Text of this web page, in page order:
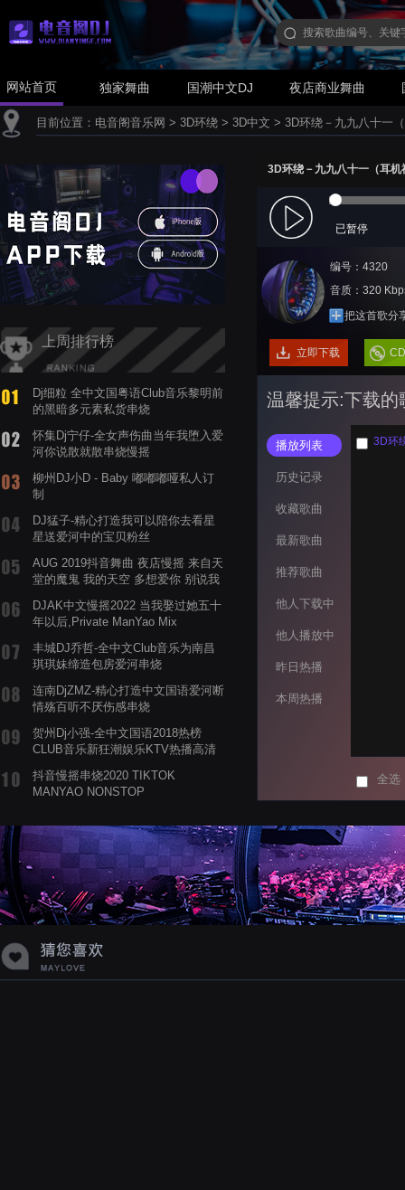
网站首页 独家舞曲 国潮中文DJ 夜店商业舞曲
目前位置： 电音阁音乐网 > 3D环绕 > 3D中文 > 3D环绕－九九八十一
上周排行榜
Dj细粒 全中文国粤语Club音乐黎明前
的黑暗多元素私货串烧
怀集Dj宁仔-全女声伤曲当年我堕入爱
河你说散就散串烧慢摇
柳州DJ小D - Baby 嘟嘟嘟哑私人订
制
DJ猛子-精心打造我可以陪你去看星
星送爱河中的宝贝粉丝
AUG 2019抖音舞曲 夜店慢摇 来自天
堂的魔鬼 我的天空 多想爱你 别说我
DJAK中文慢摇2022 当我娶过她五十
年以后,Private ManYao Mix
丰城DJ乔哲-全中文Club音乐为南昌
琪琪妹缔造包房爱河串烧
连南DjZMZ-精心打造中文国语爱河断
情殇百听不厌伤感串烧
贺州Dj小强-全中文国语2018热榜
CLUB音乐新狂潮娱乐KTV热播高清
抖音慢摇串烧2020 TIKTOK
MANYAO NONSTOP
蝉爸爸妈妈爱存在夏天的风是想你的
声音啊
3D环绕－九九八十一（耳机
已暂停
编号：4320
音质：320
把这首歌分
立即下载
温馨提示:下载的
播放列表
历史记录
收藏歌曲
最新歌曲
推荐歌曲
他人下载中
他人播放中
昨日热播
本周热播
3D环
全选